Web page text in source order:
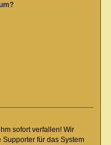
sofort verfallen! Wir
für das System